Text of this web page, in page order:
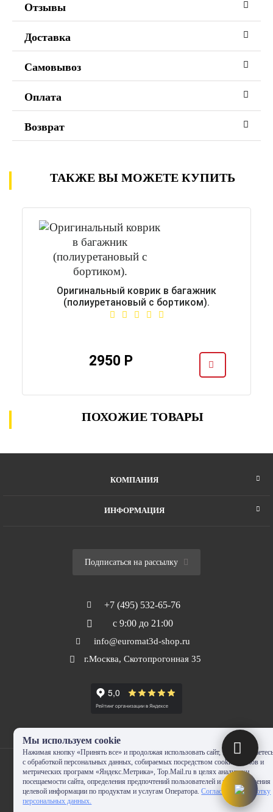
Отзывы
Доставка
Самовывоз
Оплата
Возврат
ТАКЖЕ ВЫ МОЖЕТЕ КУПИТЬ
Оригинальный коврик в багажник
(полиуретановый с бортиком).
2950 Р
ПОХОЖИЕ ТОВАРЫ
КОМПАНИЯ
ИНФОРМАЦИЯ
Подписаться на рассылку
+7 (495) 532-65-76
с 9:00 до 21:00
info@euromat3d-shop.ru
г.Москва, Скотопрогонная 35
© 2010-2024 - EUROMAT|3D-SHOP.RU. Все права защищены. Копирование
Мы используем cookie
Нажимая кнопку «Принять все» и продолжая использовать сайт, Вы
с обработкой персональных данных, собираемых посредством cookie-файлов и
метрических программ «Яндекс.Метрика», Top.Mail.ru в целях аналитики
посещаемости сайта, определения предпочтений пользователей и предоставления
целевой информации по продуктам и услугам Оператора.Согласие на обработку
персональных данных.